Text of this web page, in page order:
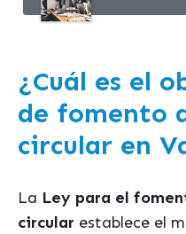
¿Cuál es el
de fomento
circular en
La Ley para el
circular establece el